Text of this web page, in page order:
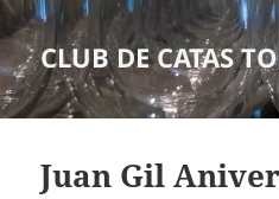
CLUB DE CATAS
Juan Gil